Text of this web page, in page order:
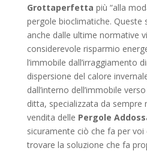
Grottaperfetta più “alla
pergole bioclimatiche.
anche dalle ultime normative
considerevole risparmio
l’immobile dall’irraggiamento
dispersione del calore
dall’interno dell’immobile
ditta, specializzata da sempre
vendita delle Pergole
sicuramente ciò che fa per
trovare la soluzione che fa